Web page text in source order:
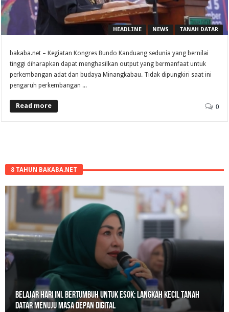
HEADLINE NEWS TANAH DATAR
bakaba.net – Kegiatan Kongres Bundo Kanduang sedunia yang bernilai
tinggi diharapkan dapat menghasilkan output yang bermanfaat untuk
perkembangan adat dan budaya Minangkabau. Tidak dipungkiri saat ini
pengaruh perkembangan ...
Read more 0
8 TAHUN BAKABA.NET
Belajar Hari Ini, Bertumbuh Untuk Esok: Langkah Kecil Tanah
Datar Menuju Masa Depan Digital